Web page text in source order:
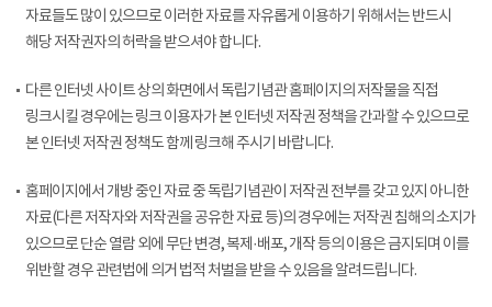
자료들도 많이 있으므로 이러한 자료를 자유롭게 이용하기 위해서는 반드시
해당 저작권자의 허락을 받으셔야 합니다.
다른 인터넷 사이트 상의 화면에서 독립기념관 홈페이지의 저작물을 직접
링크시킬 경우에는 링크 이용자가 본 인터넷 저작권 정책을 간과할 수 있으므로
본 인터넷 저작권 정책도 함께 링크해 주시기 바랍니다.
홈페이지에서 개방 중인 자료 중 독립기념관이 저작권 전부를 갖고 있지 아니한
자료(다른 저작자와 저작권을 공유한 자료 등)의 경우에는 저작권 침해의 소지가
있으므로 단순 열람 외에 무단 변경, 복제·배포, 개작 등의 이용은 금지되며 이를
위반할 경우 관련법에 의거 법적 처벌을 받을 수 있음을 알려드립니다.